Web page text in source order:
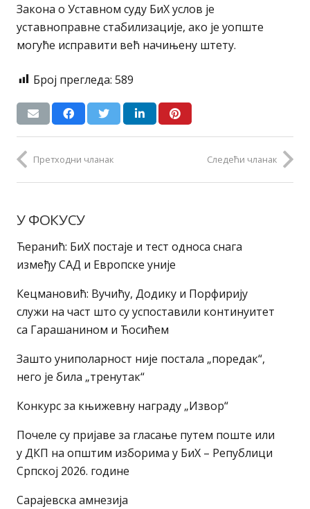
Закона о Уставном суду БиХ услов је
уставноправне стабилизације, ако је уопште
могуће исправити већ начињену штету.
Број прегледа: 589
Претходни чланак Следећи чланак
У ФОКУСУ
Ћеранић: БиХ постаје и тест односа снага
између САД и Европске уније
Кецмановић: Вучићу, Додику и Порфирију
служи на част што су успоставили континуитет
са Гарашанином и Ћосићем
Зашто униполарност није постала „поредак“,
него је била „тренутак“
Конкурс за књижевну награду „Извор“
Почеле су пријаве за гласање путем поште или
у ДКП на општим изборима у БиХ – Републици
Српској 2026. године
Сарајевска амнезија